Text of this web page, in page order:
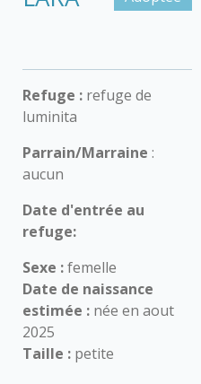
Refuge : refuge de
luminita
Parrain/Marraine :
aucun
Date d'entrée au
refuge:
Sexe :femelle
Date de naissance
estimée : née en aout
2025
Taille : petite